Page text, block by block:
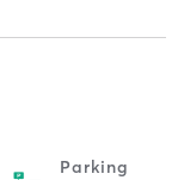
Parking